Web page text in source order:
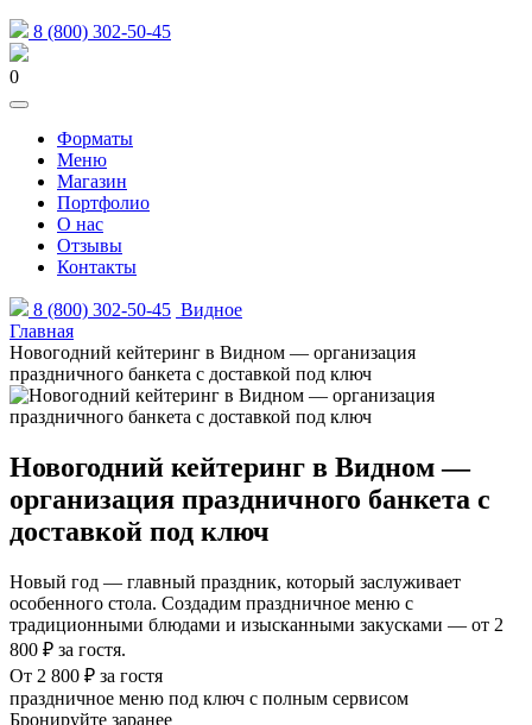
8 (800) 302-50-45
0
Форматы
Меню
Магазин
Портфолио
О нас
Отзывы
Контакты
8 (800) 302-50-45 Видное
Главная
Новогодний кейтеринг в Видном — организация
праздничного банкета с доставкой под ключ
Новогодний кейтеринг в Видном —
организация праздничного банкета с
доставкой под ключ
Новый год — главный праздник, который заслуживает
особенного стола. Создадим праздничное меню с
традиционными блюдами и изысканными закусками — от 2
800 ₽ за гостя.
От 2 800 ₽ за гостя
праздничное меню под ключ с полным сервисом
Бронируйте заранее